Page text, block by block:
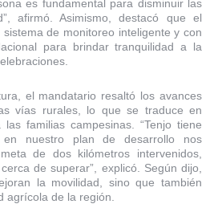
es fundamental para disminuir las
afirmó. Asimismo, destacó que el
de monitoreo inteligente y con
para brindar tranquilidad a la
el mandatario resaltó los avances
vías rurales, lo que se traduce en
familias campesinas. “Tenjo tiene
nuestro plan de desarrollo nos
de dos kilómetros intervenidos,
de superar”, explicó. Según dijo,
la movilidad, sino que también
agrícola de la región.